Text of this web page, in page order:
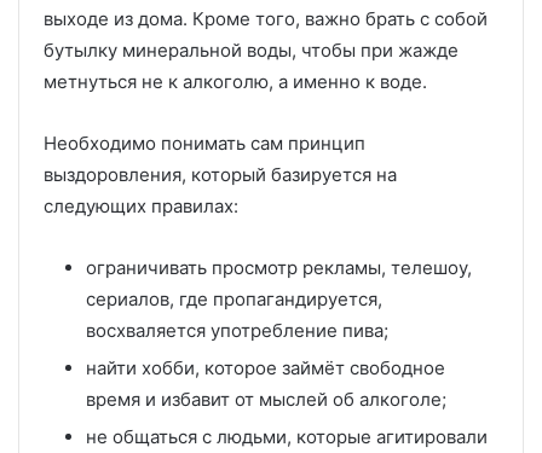
выходе из дома. Кроме того, важно брать с собой
бутылку минеральной воды, чтобы при жажде
метнуться не к алкоголю, а именно к воде.
Необходимо понимать сам принцип
выздоровления, который базируется на
следующих правилах:
ограничивать просмотр рекламы, телешоу,
сериалов, где пропагандируется,
восхваляется употребление пива;
найти хобби, которое займёт свободное
время и избавит от мыслей об алкоголе;
не общаться с людьми, которые агитировали